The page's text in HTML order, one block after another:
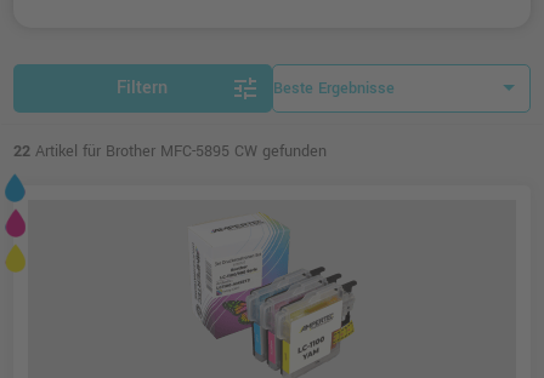
Filtern tune
22 Artikel für Brother MFC-5895 CW gefunden